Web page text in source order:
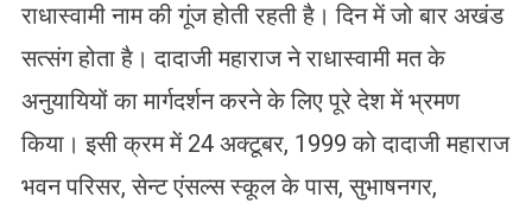
राधास्वामी नाम की गूंज होती रहती है। दिन में जो बार अखंड
सत्संग होता है। दादाजी महाराज ने राधास्वामी मत के
अनुयायियों का मार्गदर्शन करने के लिए पूरे देश में भ्रमण
किया। इसी क्रम में 24 अक्टूबर, 1999 को दादाजी महाराज
भवन परिसर, सेन्ट एंसल्स स्कूल के पास, सुभाषनगर,